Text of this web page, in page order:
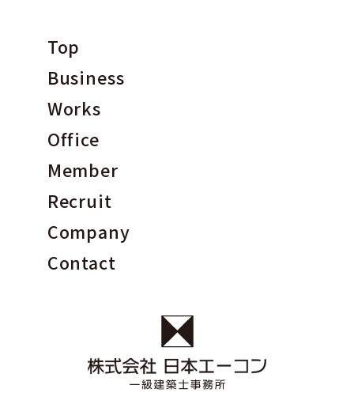
Top
Business
Works
Office
Member
Recruit
Company
Contact